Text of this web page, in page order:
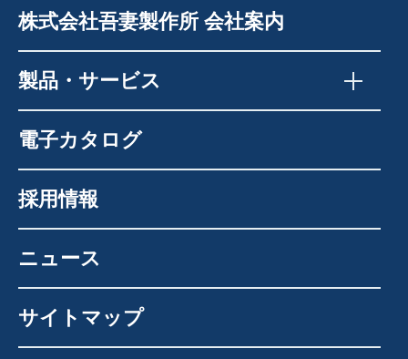
株式会社吾妻製作所 会社案内
製品・サービス
電子カタログ
採用情報
ニュース
サイトマップ